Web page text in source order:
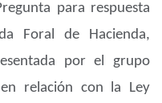
para respuesta
Foral de Hacienda,
por el grupo
relación con la Ley